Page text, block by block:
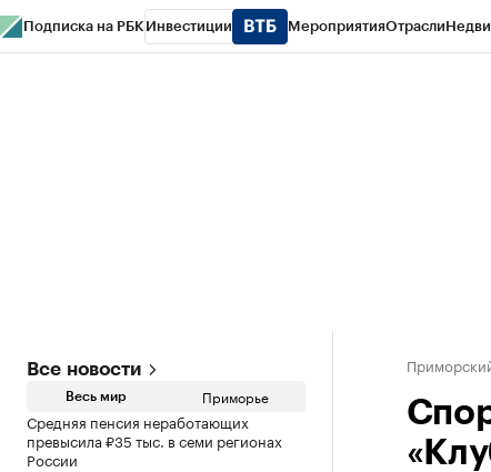
Подписка на РБК Инвестиции МероприятияОтрасли
Все новости
Весь мир Приморье
Средняя пенсия неработающих
превысила ₽35 тыс. в семи регионах
России